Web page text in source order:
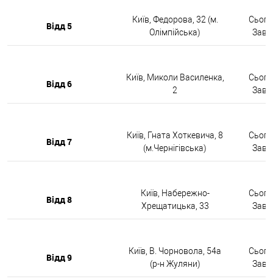
Відд 5
Київ, Федорова, 32 (м.
Олімпійська)
Відд 6
Київ, Миколи Василенка,
2
Відд 7
Київ, Гната Хоткевича, 8
(м.Чернігівська)
Відд 8
Київ, Набережно-
Хрещатицька, 33
Відд 9
Київ, В. Чорновола, 54а
(р-н Жуляни)